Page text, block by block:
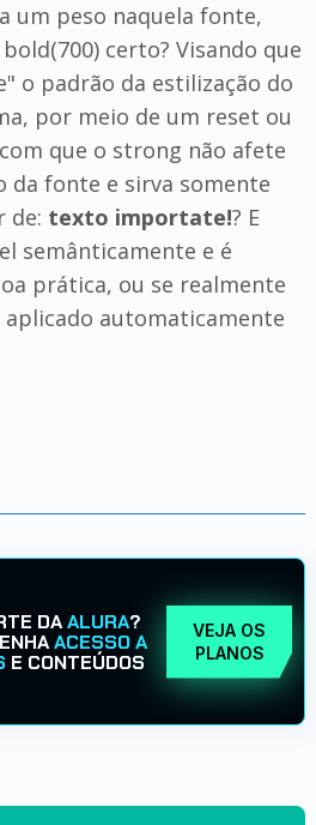
um peso naquela fonte,
certo? Visando que
o padrão da estilização do
por meio de um reset ou
que o strong não afete
da fonte e sirva somente
de: texto importate!? E
semânticamente e é
prática, ou se realmente
automaticamente
DAALURA?
ACESSO A
E CONTEÚDOS
VEJA OS
PLANOS